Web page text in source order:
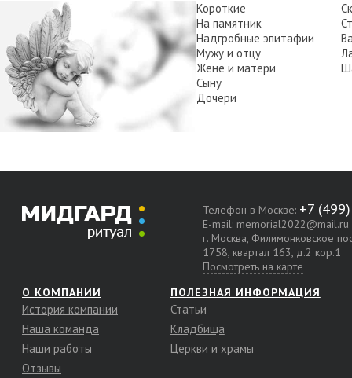
Короткие
На памятник
Надгробные эпитафии
Мужу и отцу
Жене и матери
Сыну
Дочери
Телефон в Москве:
E-mail: memorial2022@mail.ru
г. Москва, Филимонковское
1758, квартал 163, д.2 кор.1
Посмотреть на карте
О КОМПАНИИ
История компании
Наша команда
Наши работы
Отзывы
ПОЛЕЗНАЯ ИНФОРМАЦИЯ
Статьи
Кладбища
Церкви и храмы